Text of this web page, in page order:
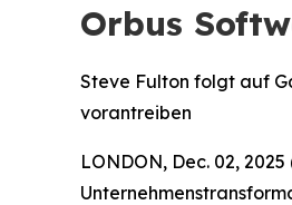
Orbus
Steve Fulton folgt auf
vorantreiben
LONDON, Dec. 02,